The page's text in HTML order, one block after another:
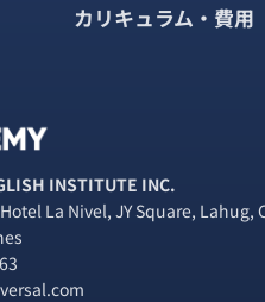
カリキュラム・費用
INSTITUTE INC.
La Nivel, JY Square, Lahug,